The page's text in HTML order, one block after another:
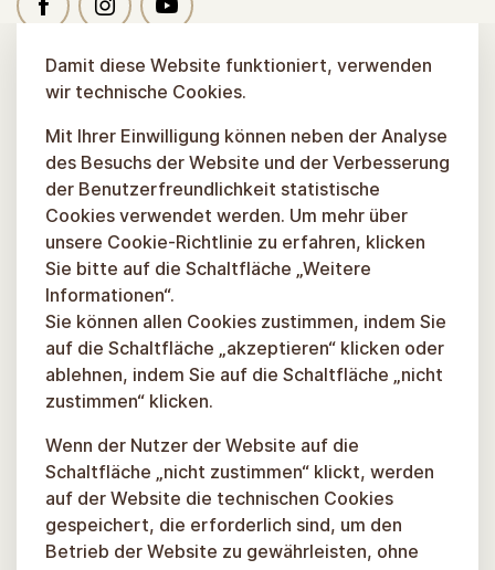
Damit diese Website funktioniert, verwenden
wir technische Cookies.
Mit Ihrer Einwilligung können neben der Analyse
des Besuchs der Website und der Verbesserung
der Benutzerfreundlichkeit statistische
Cookies verwendet werden. Um mehr über
unsere Cookie-Richtlinie zu erfahren, klicken
Sie bitte auf die Schaltfläche „Weitere
Informationen“.
Sie können allen Cookies zustimmen, indem Sie
auf die Schaltfläche „akzeptieren“ klicken oder
ablehnen, indem Sie auf die Schaltfläche „nicht
zustimmen“ klicken.
Wenn der Nutzer der Website auf die
Schaltfläche „nicht zustimmen“ klickt, werden
auf der Website die technischen Cookies
gespeichert, die erforderlich sind, um den
Betrieb der Website zu gewährleisten, ohne